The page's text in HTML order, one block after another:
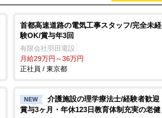
首都高速道路の電気工事スタッフ/完全未経
験OK/賞与年3回
有限会社羽田電設
月給29万円～36万円
正社員 / 東京都
NEW
介護施設の理学療法士/経験者歓迎
賞与3ヶ月・年休123日教育体制充実の老健